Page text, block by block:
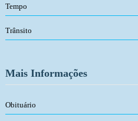
Tempo
Trânsito
Mais Informações
Obituário